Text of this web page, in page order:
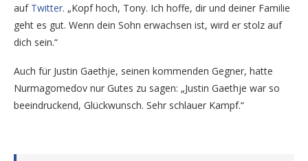
auf Twitter. „Kopf hoch, Tony. Ich hoffe, dir und deiner Familie
geht es gut. Wenn dein Sohn erwachsen ist, wird er stolz auf
dich sein.“
Auch für Justin Gaethje, seinen kommenden Gegner, hatte
Nurmagomedov nur Gutes zu sagen: „Justin Gaethje war so
beeindruckend, Glückwunsch. Sehr schlauer Kampf.“